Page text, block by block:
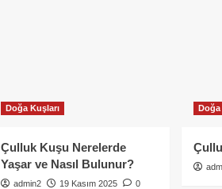
Doğa Kuşları
Çulluk Kuşu Nerelerde
Yaşar ve Nasıl Bulunur?
admin2 19 Kasım 2025 0
Doğa